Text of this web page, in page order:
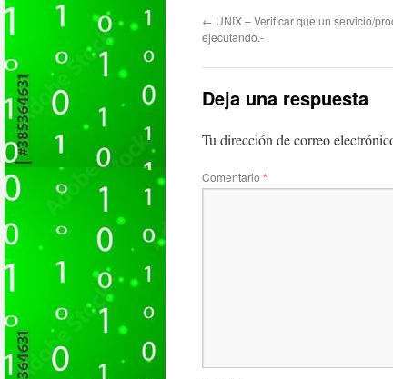
← UNIX – Verificar que un servicio/
ejecutando.-
Deja una respuesta
Tu dirección de correo
Comentario *